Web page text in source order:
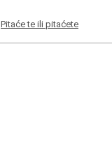
Pitaće te ili pitaćete